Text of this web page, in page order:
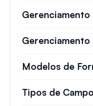
Gerenciamento
Modelos de
Tipos de Campo